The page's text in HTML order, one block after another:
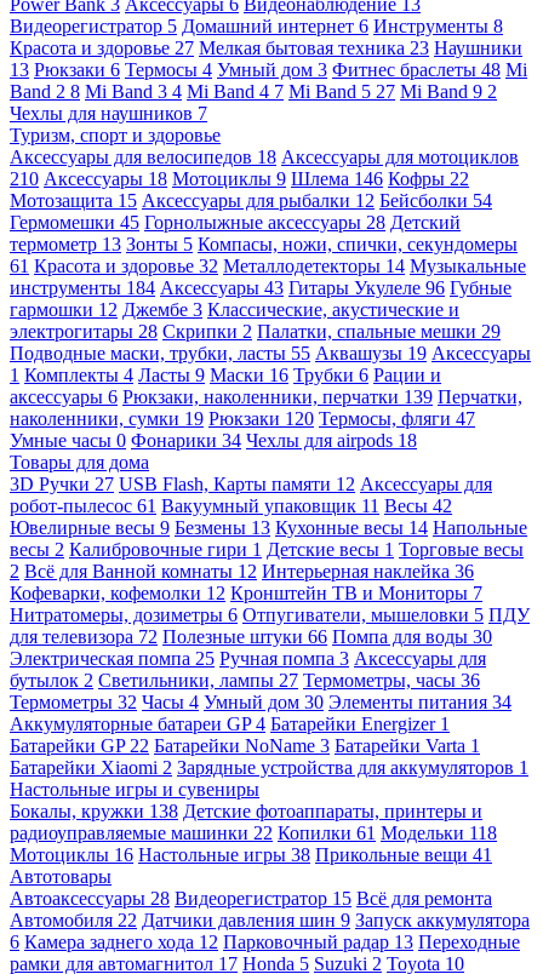
Видеорегистратор 5 Домашний интернет 6 Инструменты 8
Красота и здоровье 27 Мелкая бытовая техника 23 Наушники
13 Рюкзаки 6 Термосы 4 Умный дом 3 Фитнес браслеты 48 Mi
Band 2 8 Mi Band 3 4 Mi Band 4 7 Mi Band 5 27 Mi Band 9 2
Чехлы для наушников 7
Туризм, спорт и здоровье
Аксессуары для велосипедов 18 Аксессуары для мотоциклов
210 Аксессуары 18 Мотоциклы 9 Шлема 146 Кофры 22
Мотозащита 15 Аксессуары для рыбалки 12 Бейсболки 54
Гермомешки 45 Горнолыжные аксессуары 28 Детский
термометр 13 Зонты 5 Компасы, ножи, спички, секундомеры
61 Красота и здоровье 32 Металлодетекторы 14 Музыкальные
инструменты 184 Аксессуары 43 Гитары Укулеле 96 Губные
гармошки 12 Джембе 3 Классические, акустические и
электрогитары 28 Скрипки 2 Палатки, спальные мешки 29
Подводные маски, трубки, ласты 55 Аквашузы 19 Аксессуары
1 Комплекты 4 Ласты 9 Маски 16 Трубки 6 Рации и
аксессуары 6 Рюкзаки, наколенники, перчатки 139 Перчатки,
наколенники, сумки 19 Рюкзаки 120 Термосы, фляги 47
Умные часы 0 Фонарики 34 Чехлы для airpods 18
Товары для дома
3D Ручки 27 USB Flash, Карты памяти 12 Аксессуары для
робот-пылесос 61 Вакуумный упаковщик 11 Весы 42
Ювелирные весы 9 Безмены 13 Кухонные весы 14 Напольные
весы 2 Калибровочные гири 1 Детские весы 1 Торговые весы
2 Всё для Ванной комнаты 12 Интерьерная наклейка 36
Кофеварки, кофемолки 12 Кронштейн ТВ и Мониторы 7
Нитратомеры, дозиметры 6 Отпугиватели, мышеловки 5 ПДУ
для телевизора 72 Полезные штуки 66 Помпа для воды 30
Электрическая помпа 25 Ручная помпа 3 Аксессуары для
бутылок 2 Светильники, лампы 27 Термометры, часы 36
Термометры 32 Часы 4 Умный дом 30 Элементы питания 34
Аккумуляторные батареи GP4 Батарейки Energizer 1
Батарейки GP 22 Батарейки NoName 3 Батарейки Varta 1
Батарейки Xiaomi 2 Зарядные устройства для аккумуляторов 1
Настольные игры и сувениры
Бокалы, кружки 138 Детские фотоаппараты, принтеры и
радиоуправляемые машинки 22 Копилки 61 Модельки 118
Мотоциклы 16 Настольные игры 38 Прикольные вещи 41
Автотовары
Автоаксессуары 28 Видеорегистратор 15 Всё для ремонта
Автомобиля 22 Датчики давления шин 9 Запуск аккумулятора
6 Камера заднего хода 12 Парковочный радар 13 Переходные
рамки для автомагнитол 17 Honda 5 Suzuki 2 Toyota 10